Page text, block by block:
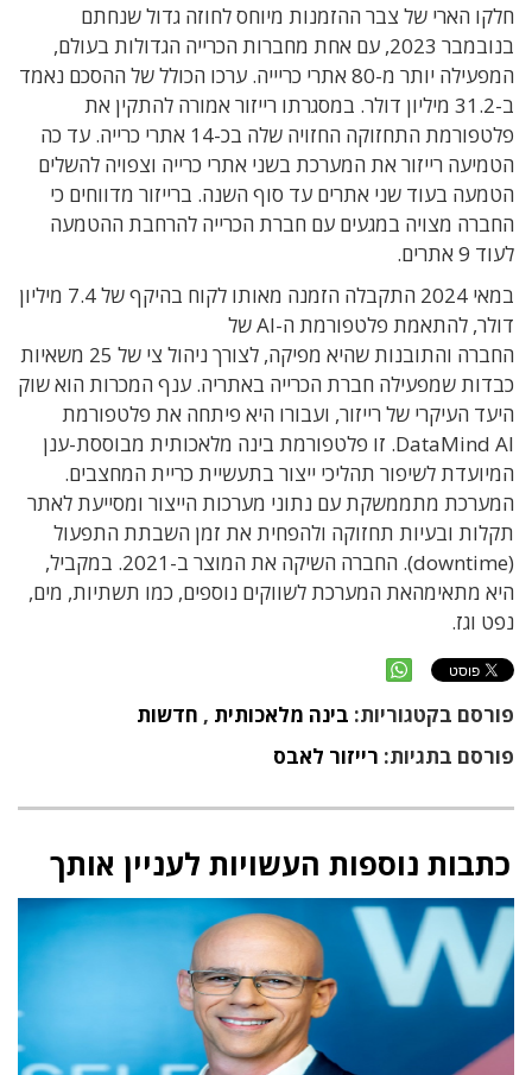
חלקו הארי של צבר ההזמנות מיוחס לחוזה גדול שנחתם
בנובמבר 2023, עם אחת מחברות הכרייה הגדולות בעולם,
המפעילה יותר מ-80 אתרי כריייה. ערכו הכולל של ההסכם נאמד
ב-31.2 מיליון דולר. במסגרתו רייזור אמורה להתקין את
פלטפורמת התחזוקה החזויה שלה בכ-14 אתרי כרייה. עד כה
הטמיעה רייזור את המערכת בשני אתרי כרייה וצפויה להשלים
הטמעה בעוד שני אתרים עד סוף השנה. ברייזור מדווחים כי
החברה מצויה במגעים עם חברת הכרייה להרחבת ההטמעה
לעוד 9 אתרים.
במאי 2024 התקבלה הזמנה מאותו לקוח בהיקף של 7.4 מיליון
דולר, להתאמת פלטפורמת ה-AI של
החברה והתובנות שהיא מפיקה, לצורך ניהול צי של 25 משאיות
כבדות שמפעילה חברת הכרייה באתריה. ענף המכרות הוא שוק
היעד העיקרי של רייזור, ועבורו היא פיתחה את פלטפורמת
DataMind AI. זו פלטפורמת בינה מלאכותית מבוססת-ענן
המיועדת לשיפור תהליכי ייצור בתעשיית כריית המחצבים.
המערכת מתממשקת עם נתוני מערכות הייצור ומסייעת לאתר
תקלות ובעיות תחזוקה ולהפחית את זמן השבתת התפעול
(downtime). החברה השיקה את המוצר ב-2021. במקביל,
היא מתאימהאת המערכת לשווקים נוספים, כמו תשתיות, מים,
נפט וגז.
פורסם בקטגוריות: בינה מלאכותית , חדשות
פורסם בתגיות: רייזור לאבס
כתבות נוספות העשויות לעניין אותך